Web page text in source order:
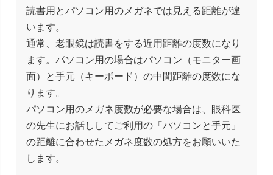
読書用とパソコン用のメガネでは見える距離が違
います。
通常、老眼鏡は読書をする近用距離の度数になり
ます。パソコン用の場合はパソコン（モニター画
面）と手元（キーボード）の中間距離の度数にな
ります。
パソコン用のメガネ度数が必要な場合は、眼科医
の先生にお話ししてご利用の「パソコンと手元」
の距離に合わせたメガネ度数の処方をお願いいた
します。